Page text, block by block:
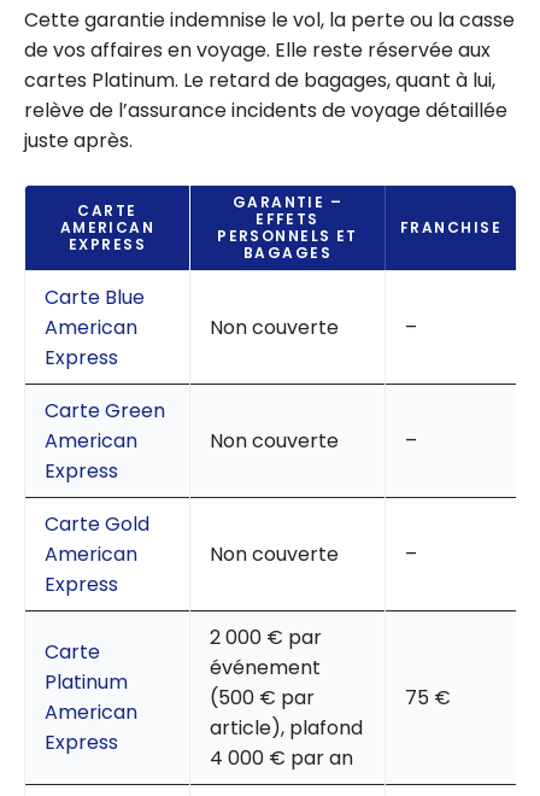
Cette garantie indemnise le vol, la perte ou la casse
de vos affaires en voyage. Elle reste réservée aux
cartes Platinum. Le retard de bagages, quant à lui,
relève de l’assurance incidents de voyage détaillée
juste après.
CARTE
AMERICAN
EXPRESS
GARANTIE –
EFFETS
PERSONNELS ET
BAGAGES
FRANCHISE
Carte Blue
American
Express
Non couverte –
Carte Green
American
Express
Non couverte –
Carte Gold
American
Express
Non couverte –
Carte
Platinum
American
Express
2 000 € par
événement
(500 € par
article), plafond
4 000 € par an
75 €